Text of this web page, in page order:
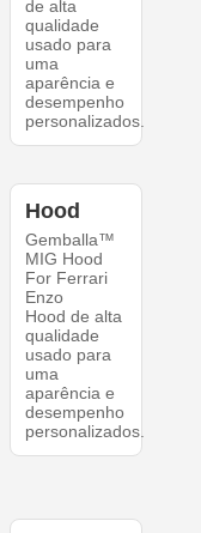
de alta
qualidade
usado para
uma
aparência e
desempenho
personalizados.
Hood
Gemballa™
MIG Hood
For Ferrari
Enzo
Hood de alta
qualidade
usado para
uma
aparência e
desempenho
personalizados.